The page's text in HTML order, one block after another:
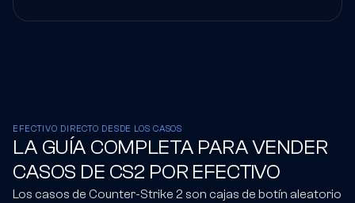
EFECTIVO DIRECTO DESDE LOS CASOS
LA GUÍA COMPLETA PARA VENDER
CASOS DE CS2 POR EFECTIVO
Los casos de Counter-Strike 2 son cajas de botín aleatorio